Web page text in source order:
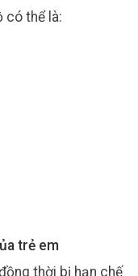
có thể là:
trẻ em
thời bị hạn chế